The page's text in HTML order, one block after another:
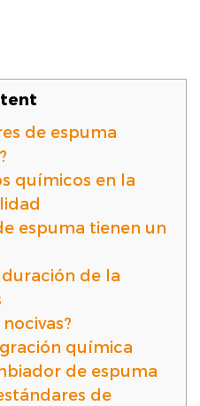
de espuma
químicos en la
espuma tienen un
de la
química
de espuma
de